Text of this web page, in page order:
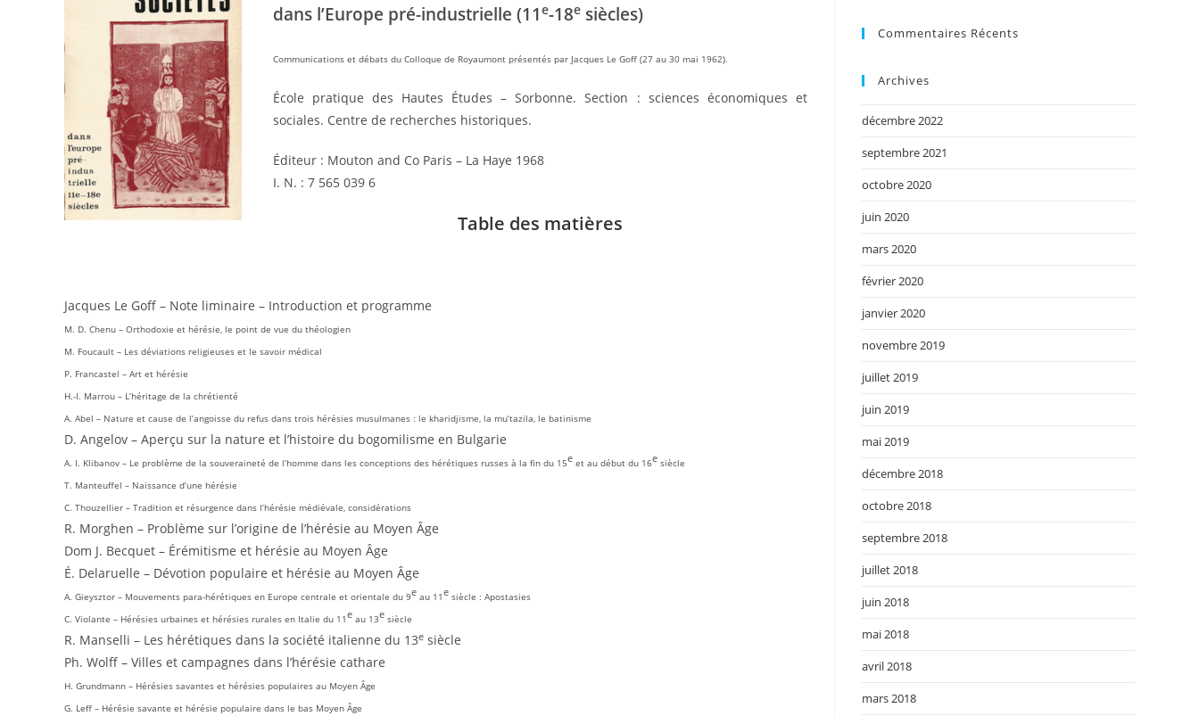
dans l’Europe pré-industrielle (11e-18esiècles)
Communications et débats du Colloque de Royaumont présentés par Jacques Le Goff (27 au 30 mai 1962).
École pratique des Hautes Études – Sorbonne. Section : sciences économiques et
sociales. Centre de recherches historiques.
Éditeur : Mouton and Co Paris – La Haye 1968
I. N. : 7 565 039 6
Table des matières
Jacques Le Goff – Note liminaire – Introduction et programme
M. D. Chenu – Orthodoxie et hérésie, le point de vue du théologien
M. Foucault – Les déviations religieuses et le savoir médical
P. Francastel – Art et hérésie
H.-I. Marrou – L’héritage de la chrétienté
A. Abel – Nature et cause de l’angoisse du refus dans trois hérésies musulmanes : le kharidjisme, la mu‘tazila, le batinisme
D. Angelov – Aperçu sur la nature et l’histoire du bogomilisme en Bulgarie
A. I. Klibanov – Le problème de la souveraineté de l’homme dans les conceptions des hérétiques russes à la fin du 15e et au début du 16e siècle
T. Manteuffel – Naissance d’une hérésie
C. Thouzellier – Tradition et résurgence dans l’hérésie médiévale, considérations
R. Morghen – Problème sur l’origine de l’hérésie au Moyen Âge
Dom J. Becquet – Érémitisme et hérésie au Moyen Âge
É. Delaruelle – Dévotion populaire et hérésie au Moyen Âge
A. Gieysztor – Mouvements para-hérétiques en Europe centrale et orientale du 9e au 11e siècle : Apostasies
C. Violante – Hérésies urbaines et hérésies rurales en Italie du 11e au 13e siècle
R. Manselli – Les hérétiques dans la société italienne du 13e siècle
Ph. Wolff – Villes et campagnes dans l’hérésie cathare
H. Grundmann – Hérésies savantes et hérésies populaires au Moyen Âge
G. Leff – Hérésie savante et hérésie populaire dans le bas Moyen Âge
Commentaires Récents
Archives
décembre 2022
septembre 2021
octobre 2020
juin 2020
mars 2020
février 2020
janvier 2020
novembre 2019
juillet 2019
juin 2019
mai 2019
décembre 2018
octobre 2018
septembre 2018
juillet 2018
juin 2018
mai 2018
avril 2018
mars 2018